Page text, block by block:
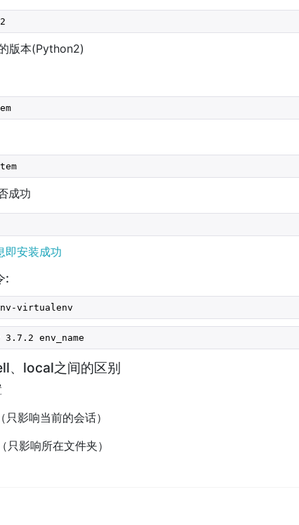
版本(Python2)
成功
即安装成功
:
virtualenv
env_name
、local之间的区别
影响当前的会话）
影响所在文件夹）